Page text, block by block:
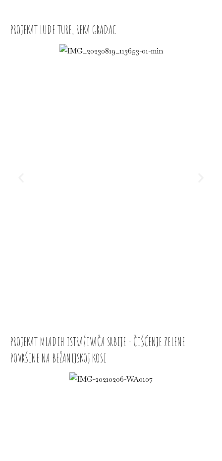
PROJEKAT LUDE TURE, REKA GRADAC
PROJEKAT MLADIH ISTRAŽIVAČA SRBIJE - ČIŠĆENJE ZELENE
POVRŠINE NA BEŽANIJSKOJ KOSI